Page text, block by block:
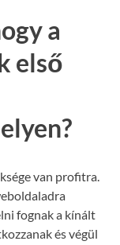
a
első
van profitra.
fognak a kínált
és végül